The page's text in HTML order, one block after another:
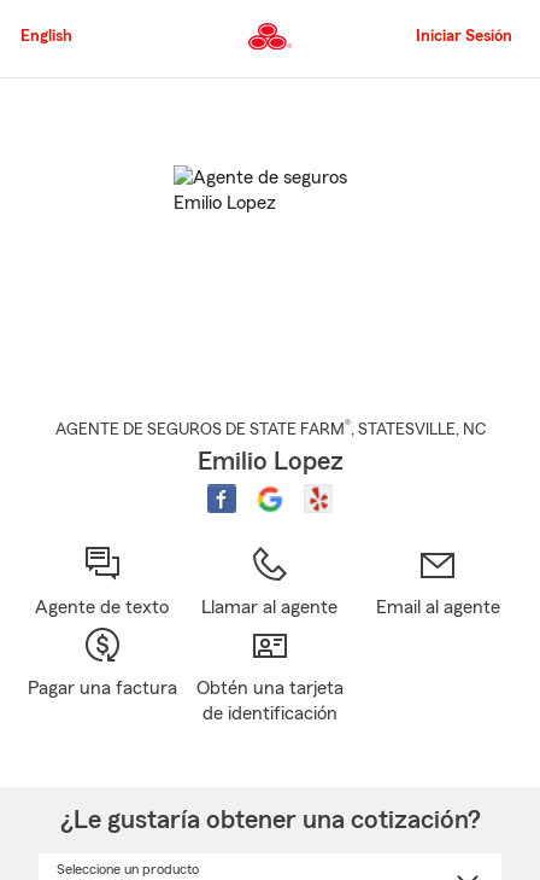
al
principal
English Iniciar Sesión
AGENTE DE SEGUROS DE STATE FARM®, STATESVILLE, NC
Emilio Lopez
Agente de texto Llamar al agente Email al agente
Pagar una factura
Obtén una tarjeta
de identificación
¿Le gustaría obtener una cotización?
Seleccione un producto